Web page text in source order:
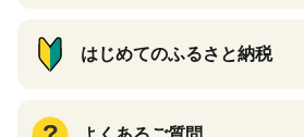
はじめてのふるさと納税